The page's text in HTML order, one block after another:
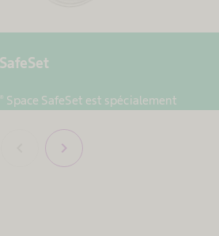
Space SafeSet est spécialement
chevron_right